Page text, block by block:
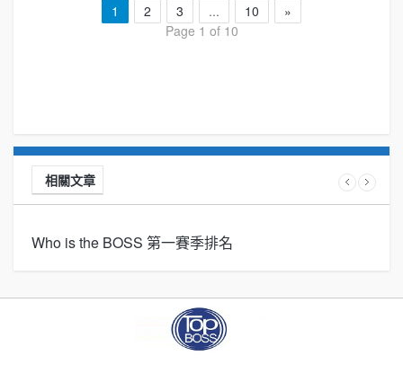
1 2 3 ... 10
»
Page 1 of 10
相關文章
Who is the BOSS 第一賽季排名